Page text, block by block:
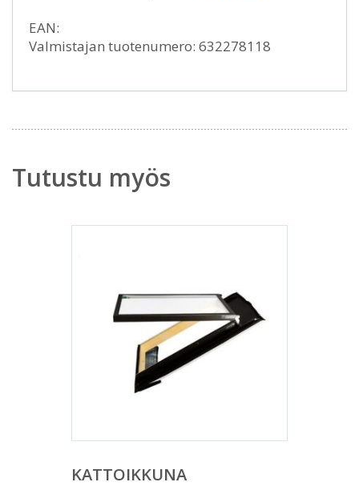
EAN:
Valmistajan tuotenumero: 632278118
Tutustu myös
KATTOIKKUNA